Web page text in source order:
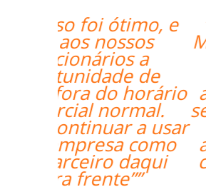
“”Venho o
Marcus da
de
qualificado
aulas, ele se
sempre
com nosso
aprendizado
nossos